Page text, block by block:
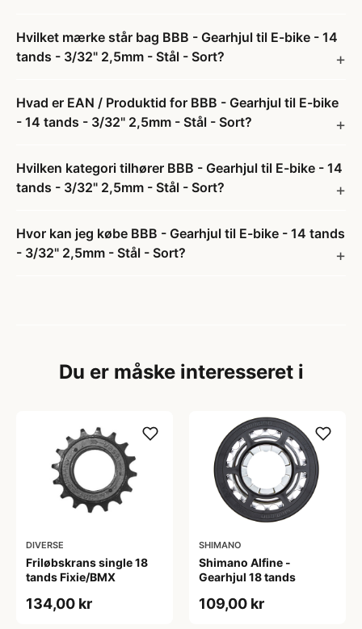
Hvilket mærke står bag BBB - Gearhjul til E-bike - 14
tands - 3/32" 2,5mm - Stål - Sort?
Hvad er EAN / Produktid for BBB - Gearhjul til E-bike
- 14 tands - 3/32" 2,5mm - Stål - Sort?
Hvilken kategori tilhører BBB - Gearhjul til E-bike - 14
tands - 3/32" 2,5mm - Stål - Sort?
Hvor kan jeg købe BBB - Gearhjul til E-bike - 14 tands
- 3/32" 2,5mm - Stål - Sort?
Du er måske interesseret i
DIVERSE
Friløbskrans single 18
tands Fixie/BMX
134,00 kr
SHIMANO
Shimano Alfine -
Gearhjul 18 tands
109,00 kr